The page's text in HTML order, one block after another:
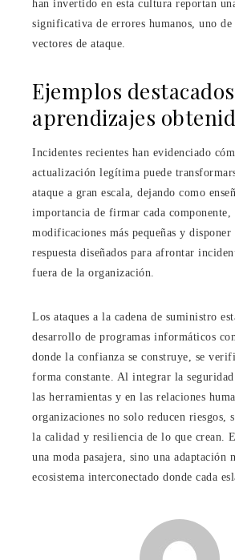
han invertido en esta cultura reportan
significativa de errores humanos, uno
vectores de ataque.
Ejemplos
aprendizajes
Incidentes recientes han evidenciado
actualización legítima puede
ataque a gran escala, dejando como
importancia de firmar cada
modificaciones más pequeñas y disponer
respuesta diseñados para afrontar
fuera de la organización.
Los ataques a la cadena de suministro
desarrollo de programas informáticos
donde la confianza se construye, se
forma constante. Al integrar la
las herramientas y en las relaciones
organizaciones no solo reducen riesgos,
la calidad y resiliencia de lo que crean.
una moda pasajera, sino una adaptación
ecosistema interconectado donde cada